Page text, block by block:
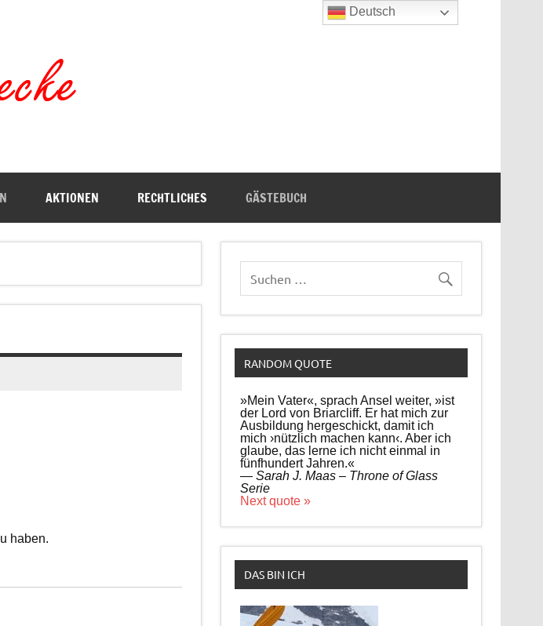
AKTIONEN RECHTLICHES GÄSTEBUCH
haben.
RANDOM QUOTE
»Mein Vater«, sprach Ansel weiter, »ist
der Lord von Briarcliff. Er hat mich zur
Ausbildung hergeschickt, damit ich
mich ›nützlich machen kann‹. Aber ich
glaube, das lerne ich nicht einmal in
fünfhundert Jahren.«
—Sarah J. Maas – Throne of Glass
Serie
Next quote »
DAS BIN ICH
Deutsch